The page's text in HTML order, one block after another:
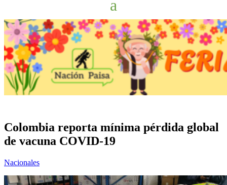
Colombia reporta mínima pérdida global
de vacuna COVID-19
Nacionales